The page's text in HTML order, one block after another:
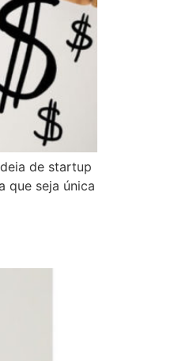
de startup
que seja única